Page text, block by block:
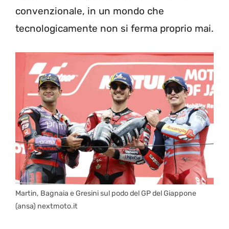
convenzionale, in un mondo che
tecnologicamente non si ferma proprio mai.
Martin, Bagnaia e Gresini sul podo del GP del Giappone
(ansa) nextmoto.it